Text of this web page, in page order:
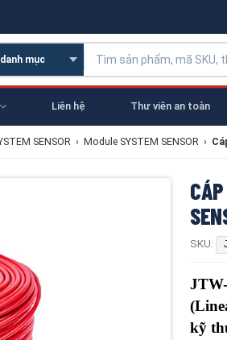
Liên hệ Thư viên an toàn
SENSOR › Module SYSTEM SENSOR ›
SKU:
kỹ